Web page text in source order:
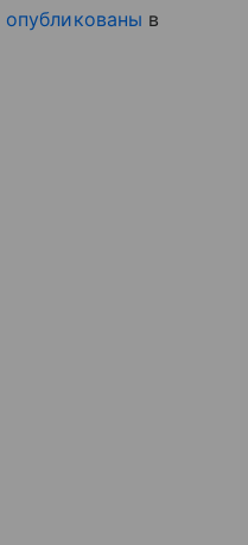
опубликованы в